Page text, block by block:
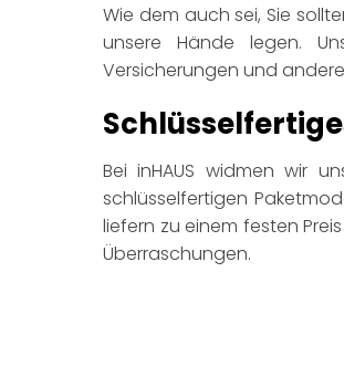
Wie dem auch sei, Sie
unsere Hände legen.
Versicherungen und
Bei inHAUS widmen wir
schlüsselfertigen
liefern zu einem festen
Überraschungen.